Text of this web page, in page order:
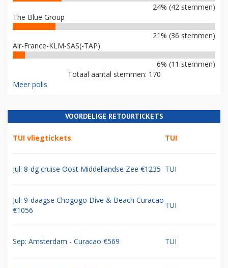
24% (42 stemmen)
The Blue Group
21% (36 stemmen)
Air-France-KLM-SAS(-TAP)
6% (11 stemmen)
Totaal aantal stemmen: 170
Meer polls
VOORDELIGE RETOURTICKETS
TUI vliegtickets TUI
Jul: 8-dg cruise Oost Middellandse Zee €1235 TUI
Jul: 9-daagse Chogogo Dive & Beach Curacao
€1056
TUI
Sep: Amsterdam - Curacao €569 TUI